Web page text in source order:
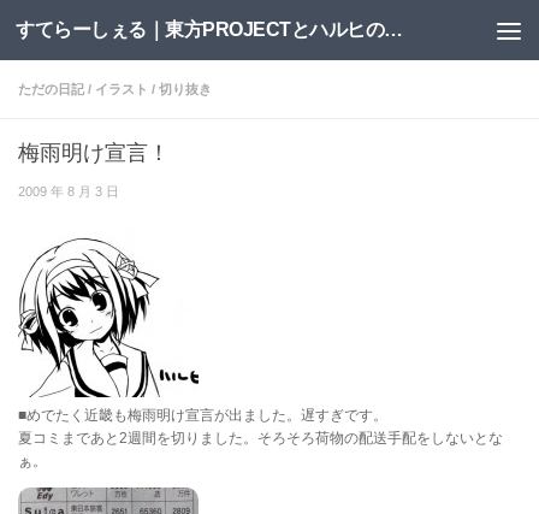
コンテンツへスキップ すてらーしぇる｜東方PROJECTとハルヒの二次創作サイト
ただの日記 / イラスト / 切り抜き
梅雨明け宣言！
2009 年 8 月 3 日
■めでたく近畿も梅雨明け宣言が出ました。遅すぎです。
夏コミまであと2週間を切りました。そろそろ荷物の配送手配をしないとな
ぁ。